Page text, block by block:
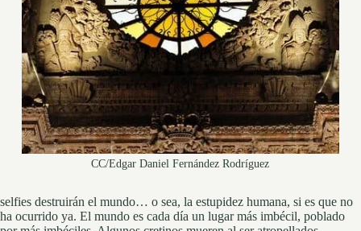
CC/Edgar Daniel Fernández Rodríguez
selfies destruirán el mundo… o sea, la estupidez humana, si es que no
ha ocurrido ya. El mundo es cada día un lugar más imbécil, poblado